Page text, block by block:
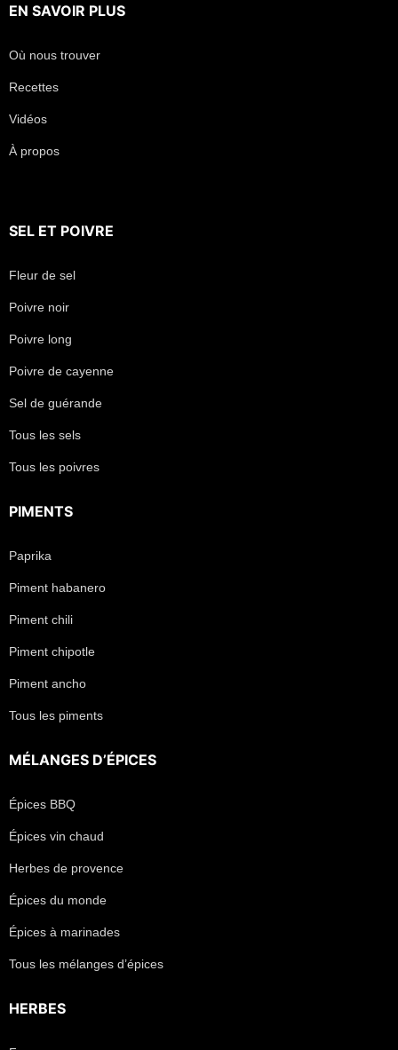
EN SAVOIR PLUS
Où nous trouver
Recettes
Vidéos
À propos
SEL ET POIVRE
Fleur de sel
Poivre noir
Poivre long
Poivre de cayenne
Sel de guérande
Tous les sels
Tous les poivres
PIMENTS
Paprika
Piment habanero
Piment chili
Piment chipotle
Piment ancho
Tous les piments
MÉLANGES D’ÉPICES
Épices BBQ
Épices vin chaud
Herbes de provence
Épices du monde
Épices à marinades
Tous les mélanges d’épices
HERBES